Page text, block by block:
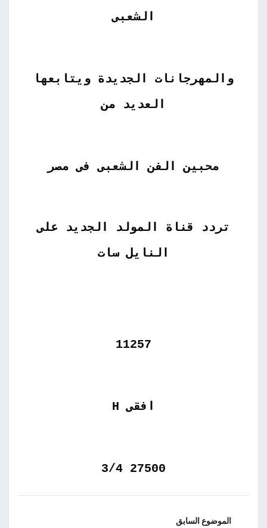
الشعبى
والمهرجانات الجديدة ويتابعها
العديد من
محبين الفن الشعبى فى مصر
تردد قناة المولد الجديد على
النايل سات
11257
افقى H
27500 3/4
الموضوع السابق